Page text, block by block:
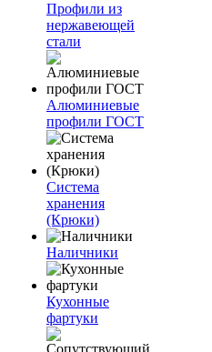
Профили из
нержавеющей
стали
Алюминиевые
профили ГОСТ
Система
хранения
(Крюки)
Наличники
Кухонные
фартуки